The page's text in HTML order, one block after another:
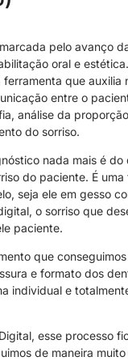
pelo avanço
oral e
ferramenta que auxilia
entre o
análise da
do sorriso.
nada mais é do
do paciente. É
seja ele em gesso
o sorriso que
paciente.
que
e formato dos
individual e
esse processo
de maneira